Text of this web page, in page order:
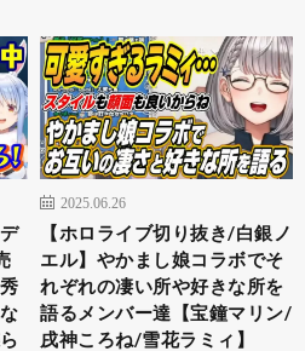
2025.06.26
【ホロライブ切り抜き/白銀ノ
エル】やかまし娘コラボでそ
れぞれの凄い所や好きな所を
語るメンバー達【宝鐘マリン/
戌神ころね/雪花ラミィ】